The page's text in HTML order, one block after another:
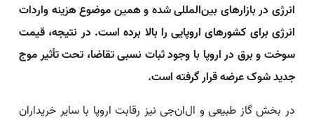
انرژی در بازارهای بین‌المللی شده و همین موضوع هزینه واردات
انرژی برای کشورهای اروپایی را بالا برده است. در نتیجه، قیمت
سوخت و برق در اروپا با وجود ثبات نسبی تقاضا، تحت تأثیر موج
جدید شوک عرضه قرار گرفته است.
در بخش گاز طبیعی و ال‌ان‌جی نیز رقابت اروپا با سایر خریداران